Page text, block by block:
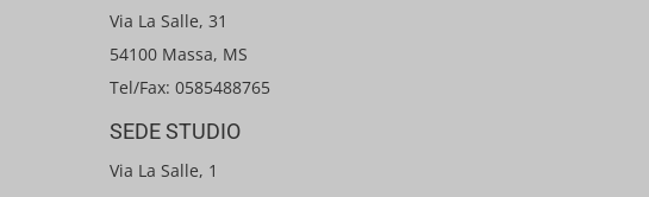
Via La Salle, 31
54100 Massa, MS
Tel/Fax: 0585488765
SEDE STUDIO
Via La Salle, 1